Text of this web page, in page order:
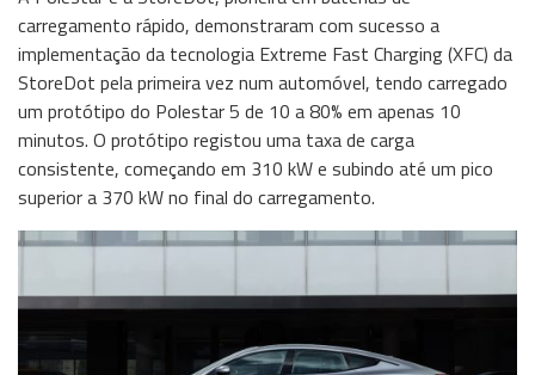
carregamento rápido, demonstraram com sucesso a
implementação da tecnologia Extreme Fast Charging (XFC) da
StoreDot pela primeira vez num automóvel, tendo carregado
um protótipo do Polestar 5 de 10 a 80% em apenas 10
minutos. O protótipo registou uma taxa de carga
consistente, começando em 310 kW e subindo até um pico
superior a 370 kW no final do carregamento.